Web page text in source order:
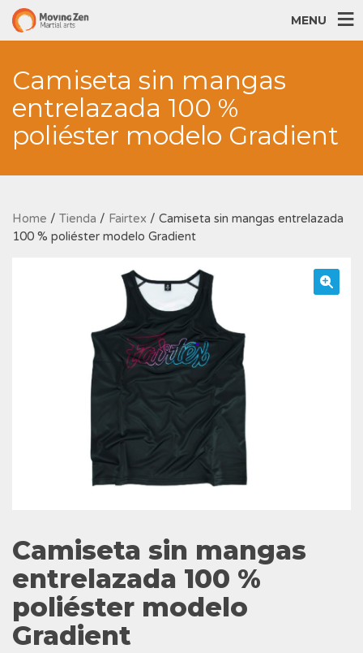
MENU
Camiseta sin mangas
entrelazada 100 %
poliéster modelo Gradient
Home / Tienda / Fairtex / Camiseta sin mangas entrelazada
100 % poliéster modelo Gradient
Camiseta sin mangas
entrelazada 100 %
poliéster modelo
Gradient